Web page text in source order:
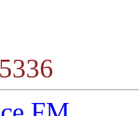
5336